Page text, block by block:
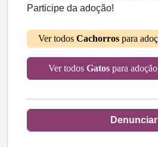
Participe da adoção!
Ver todos Cachorros para
Ver todos Gatospara
Denunciar